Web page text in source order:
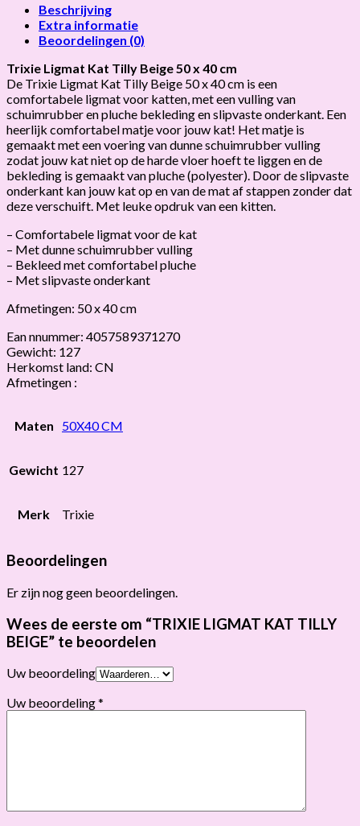
Beschrijving
Extra informatie
Beoordelingen (0)
Trixie Ligmat Kat Tilly Beige 50 x 40 cm
De Trixie Ligmat Kat Tilly Beige 50 x 40 cm is een
comfortabele ligmat voor katten, met een vulling van
schuimrubber en pluche bekleding en slipvaste onderkant. Een
heerlijk comfortabel matje voor jouw kat! Het matje is
gemaakt met een voering van dunne schuimrubber vulling
zodat jouw kat niet op de harde vloer hoeft te liggen en de
bekleding is gemaakt van pluche (polyester). Door de slipvaste
onderkant kan jouw kat op en van de mat af stappen zonder dat
deze verschuift. Met leuke opdruk van een kitten.
– Comfortabele ligmat voor de kat
– Met dunne schuimrubber vulling
– Bekleed met comfortabel pluche
– Met slipvaste onderkant
Afmetingen: 50 x 40 cm
Ean nnummer: 4057589371270
Gewicht: 127
Herkomst land: CN
Afmetingen :
Maten 50X40 CM
Gewicht 127
Merk Trixie
Beoordelingen
Er zijn nog geen beoordelingen.
Wees de eerste om “TRIXIE LIGMAT KAT TILLY
BEIGE” te beoordelen
Uw beoordeling
Uw beoordeling*